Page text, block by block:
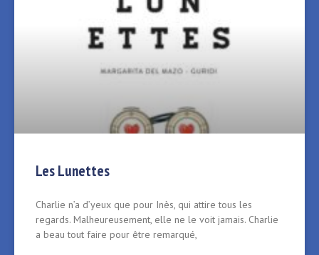
Les Lunettes
Charlie n’a d’yeux que pour Inès, qui attire tous les
regards. Malheureusement, elle ne le voit jamais. Charlie
a beau tout faire pour être remarqué,